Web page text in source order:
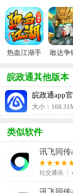
版
方正
热血江湖手
敢达争
皖政通其他版本
皖政通app
大小：
类似软件
讯飞同传
社交通讯